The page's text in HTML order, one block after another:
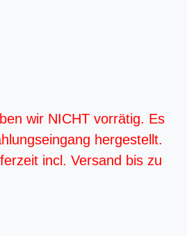
wir NICHT vorrätig. Es
hergestellt.
incl. Versand bis zu